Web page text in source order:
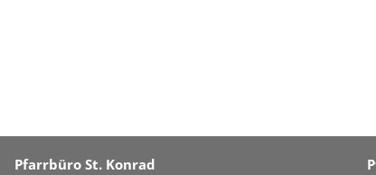
Pfarrbüro St. Konrad